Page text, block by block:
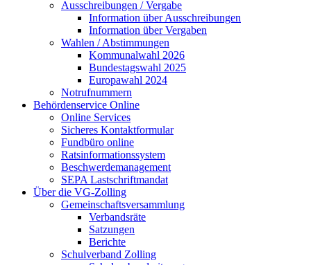
Ausschreibungen / Vergabe
Information über Ausschreibungen
Information über Vergaben
Wahlen / Abstimmungen
Kommunalwahl 2026
Bundestagswahl 2025
Europawahl 2024
Notrufnummern
Behördenservice Online
Online Services
Sicheres Kontaktformular
Fundbüro online
Ratsinformationssystem
Beschwerdemanagement
SEPA Lastschriftmandat
Über die VG-Zolling
Gemeinschaftsversammlung
Verbandsräte
Satzungen
Berichte
Schulverband Zolling